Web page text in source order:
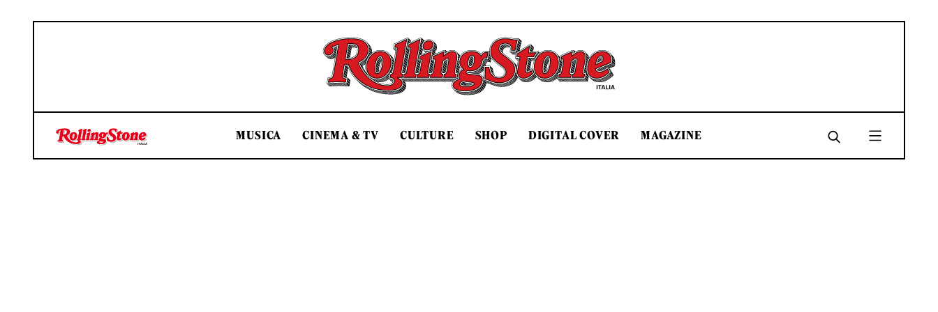
Rolling Stone Italia
MUSICA CINEMA & TV CULTURE SHOP DIGITAL COVER MAGAZINE